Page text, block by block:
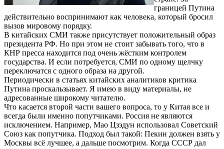
границей Путина
действительно воспринимают как человека, который бросил
вызов мировому порядку.
В китайских СМИ также присутствует положительный образ
президента РФ. Но при этом не стоит забывать того, что в
КНР пресса находится под очень жёстким контролем
государства. И если потребуется, СМИ по одному щелчку
переключатся с одного образа на другой.
Периодически в статьях китайских аналитиков критика
Путина проскальзывает. Я имею в виду материалы, не
адресованные широкому читателю.
Что касается второй части вашего вопроса, то у Китая все и
всегда были именно попутчиками. Россия не являются
исключением. Например, Мао Цзэдун использовал Советский
Союз как попутчика. Подход был такой: Пекин должен взять у
Москвы всё лучшее, а дальше посмотрим. Когда СССР дал